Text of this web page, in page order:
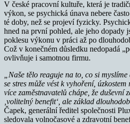
V české pracovní kultuře, která je
výkon, se psychická únava nebere
té doby, než se projeví fyzicky.
hned na první pohled, ale jeho dopady
poklesu výkonu v práci až po
Což v konečném důsledku nedopadá
ovlivňuje i samotnou firmu.
„Naše tělo reaguje na to, co si
se stres může vést k vyhoření,
více zaměstnavatelů chápe, že duševní
‚volitelný benefit‘, ale základ
Čapek, generální ředitel společnosti
sledovala volnočasové a zdravotní